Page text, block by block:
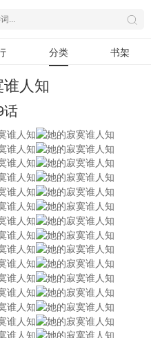
分类 书架
人知
话